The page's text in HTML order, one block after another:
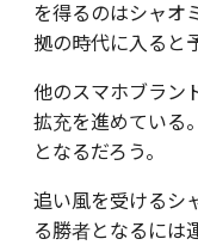
を得るのはシャオ
拠の時代に入ると
他のスマホブラン
拡充を進めている
となるだろう。
追い風を受けるシ
る勝者となるには